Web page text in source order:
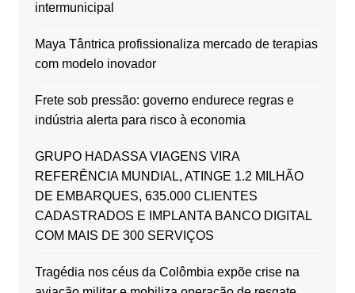
intermunicipal
Maya Tântrica profissionaliza mercado de terapias
com modelo inovador
Frete sob pressão: governo endurece regras e
indústria alerta para risco à economia
GRUPO HADASSA VIAGENS VIRA
REFERÊNCIA MUNDIAL, ATINGE 1.2 MILHÃO
DE EMBARQUES, 635.000 CLIENTES
CADASTRADOS E IMPLANTA BANCO DIGITAL
COM MAIS DE 300 SERVIÇOS
Tragédia nos céus da Colômbia expõe crise na